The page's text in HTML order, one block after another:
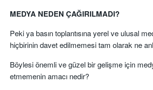
MEDYA NEDEN ÇAĞIRILMADI?
Peki ya basın toplantısına yerel ve ulusal
hiçbirinin davet edilmemesi tam olarak ne
Böylesi önemli ve güzel bir gelişme için
etmemenin amacı nedir?